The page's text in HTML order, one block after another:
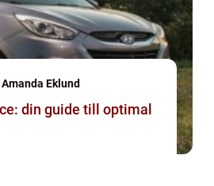
Amanda Eklund
din guide till optimal